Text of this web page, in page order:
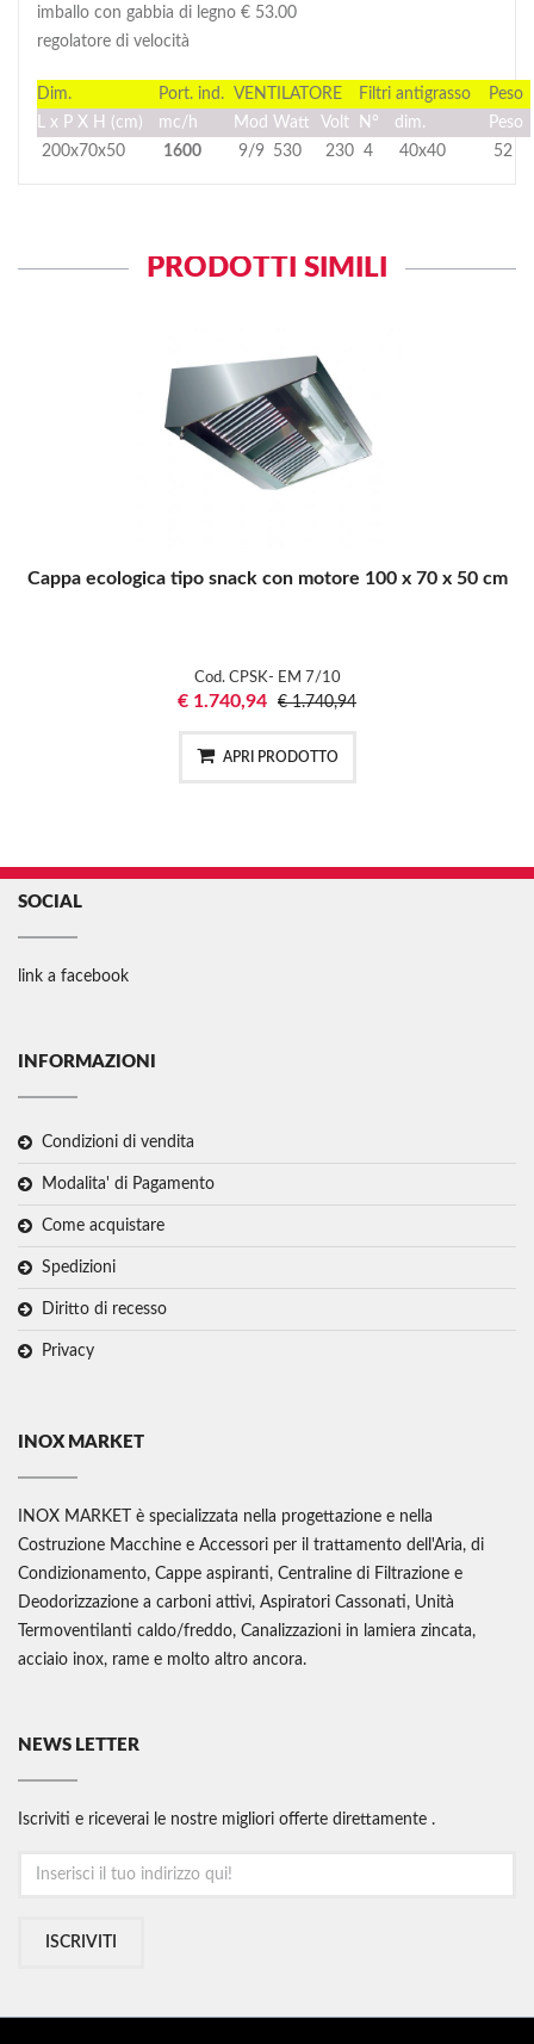
imballo con gabbia di legno € 53.00
regolatore di velocità
Dim. Port. ind. VENTILATORE Filtri antigrasso
Peso
L x P X H (cm)
mc/h Mod Watt Volt N° dim.
Peso
200x70x50
1600 9/9 530 230 4 40x40 52
PRODOTTI SIMILI
Cappa ecologica tipo snack con motore 100 x 70 x 50 cm
Cod. CPSK- EM 7/10
€ 1.740,94 € 1.740,94
APRI PRODOTTO
SOCIAL
link a facebook
INFORMAZIONI
Condizioni di vendita
Modalita' di Pagamento
Come acquistare
Spedizioni
Diritto di recesso
Privacy
INOX MARKET
INOX MARKET è specializzata nella progettazione e nella
Costruzione Macchine e Accessori per il trattamento dell'Aria, di
Condizionamento, Cappe aspiranti, Centraline di Filtrazione e
Deodorizzazione a carboni attivi, Aspiratori Cassonati, Unità
Termoventilanti caldo/freddo, Canalizzazioni in lamiera zincata,
acciaio inox, rame e molto altro ancora.
NEWS LETTER
Iscriviti e riceverai le nostre migliori offerte direttamente .
ISCRIVITI